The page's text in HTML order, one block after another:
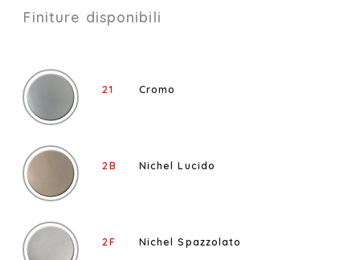
Finiture disponibili
21 Cromo
2B Nichel Lucido
2F Nichel Spazzolato